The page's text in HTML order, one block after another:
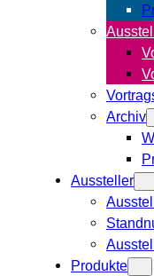
Archiv
Aussteller
Produkte